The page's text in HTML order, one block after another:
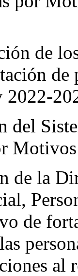
de
de
2022-
del
de la
de
al